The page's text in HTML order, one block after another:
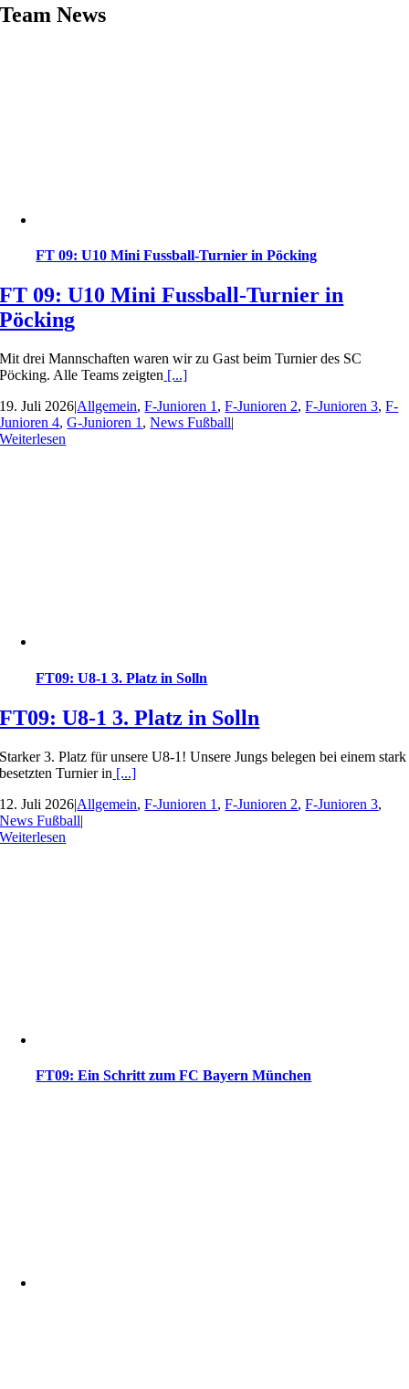
Team News
FT 09: U10 Mini Fussball-Turnier in Pöcking
FT 09: U10 Mini Fussball-Turnier in
Pöcking
Mit drei Mannschaften waren wir zu Gast beim Turnier des SC
Pöcking. Alle Teams zeigten [...]
19. Juli 2026|Allgemein,F-Junioren 1 ,F-Junioren 2,F-Junioren 3,F-
Junioren 4,G-Junioren 1 ,News Fußball|
Weiterlesen
FT09: U8-1 3. Platz in Solln
FT09: U8-1 3. Platz in Solln
Starker 3. Platz für unsere U8-1! Unsere Jungs belegen bei einem stark
besetzten Turnier in [...]
12. Juli 2026|Allgemein,F-Junioren 1 ,F-Junioren 2,F-Junioren 3,
News Fußball|
Weiterlesen
FT09: Ein Schritt zum FC Bayern München